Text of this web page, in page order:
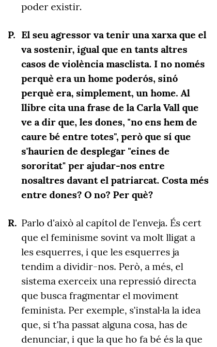
poder existir.
El seu agressor va tenir una xarxa que el
va sostenir, igual que en tants altres
casos de violència masclista. I no només
perquè era un home poderós, sinó
perquè era, simplement, un home. Al
llibre cita una frase de la Carla Vall que
ve a dir que, les dones, "no ens hem de
caure bé entre totes", però que sí que
s'haurien de desplegar "eines de
sororitat" per ajudar-nos entre
nosaltres davant el patriarcat. Costa més
entre dones? O no? Per què?
Parlo d'això al capítol de l'enveja. És cert
que el feminisme sovint va molt lligat a
les esquerres, i que les esquerres ja
tendim a dividir-nos. Però, a més, el
sistema exerceix una repressió directa
que busca fragmentar el moviment
feminista. Per exemple, s'instal·la la idea
que, si t'ha passat alguna cosa, has de
denunciar, i que la que ho fa bé és la que